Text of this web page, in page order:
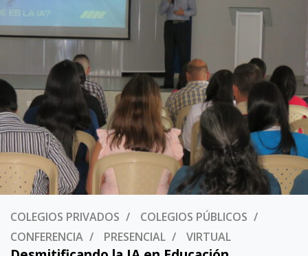
COLEGIOS PRIVADOS
COLEGIOS PÚBLICOS
CONFERENCIA
PRESENCIAL VIRTUAL